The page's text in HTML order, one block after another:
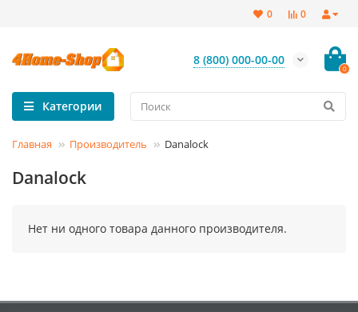
0
0
8 (800) 000-00-00
0
Категории
Главная Производитель Danalock
Danalock
Нет ни одного товара данного производителя.